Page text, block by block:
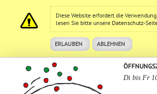
Diese Website erfordert die
lesen Sie bitte unsere Datenschutz-
ERLAUBEN ABLEHNEN
Di bis Fr